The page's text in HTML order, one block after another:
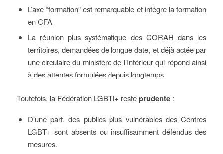
L’axe “formation” est remarquable et intègre la formation
en CFA
La réunion plus systématique des CORAH dans les
territoires, demandées de longue date, et déjà actée par
une circulaire du ministère de l’Intérieur qui répond ainsi
à des attentes formulées depuis longtemps.
Toutefois, la Fédération LGBTI+ resteprudente:
D’une part, des publics plus vulnérables des Centres
LGBT+ sont absents ou insuffisamment défendus des
mesures.